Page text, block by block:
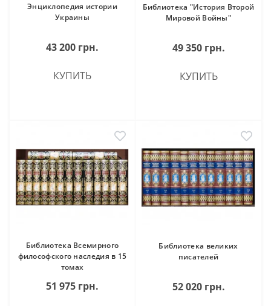
Энциклопедия истории
Украины
43 200 грн.
КУПИТЬ
Библиотека "История Второй
Мировой Войны"
49 350 грн.
КУПИТЬ
Библиотека Всемирного
философского наследия в 15
томах
51 975 грн.
Библиотека великих
писателей
52 020 грн.